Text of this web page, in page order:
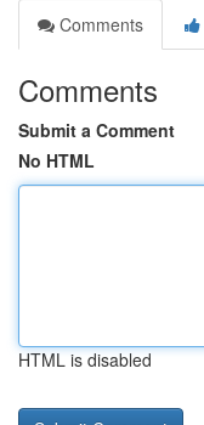
Comments
Comments
Submit a Comment
No HTML
HTML is disabled